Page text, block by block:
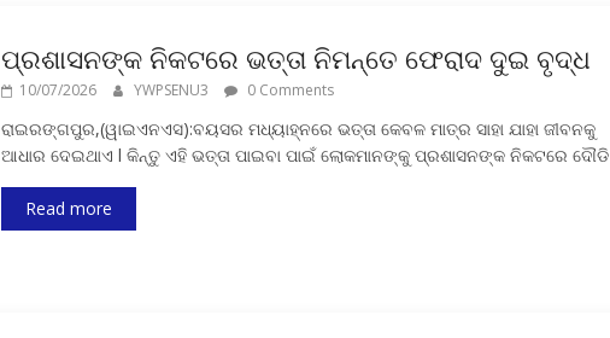
ପ୍ରଶାସନଙ୍କ ନିକଟରେ ଭତ୍ତା ନିମନ୍ତେ ଫେରାଦ ଦୁଇ ବୃଦ୍ଧ
10/07/2026 YWPSENU3 0 Comments
ରାଇରଙ୍ଗପୁର,(ୱାଇଏନଏସ):ବୟସର ମଧ୍ୟାହ୍ନରେ ଭତ୍ତା କେବଳ ମାତ୍ର ସାହା ଯାହା ଜୀବନକୁ
ଆଧାର ଦେଇଥାଏ l କିନ୍ତୁ ଏହି ଭତ୍ତା ପାଇବା ପାଇଁ ଲୋକମାନଙ୍କୁ ପ୍ରଶାସନଙ୍କ ନିକଟରେ ଦୌଡି
Read more